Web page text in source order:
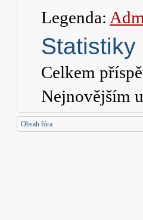
Legenda:
Statistiky
Celkem
Nejnovějším
Obsah fóra